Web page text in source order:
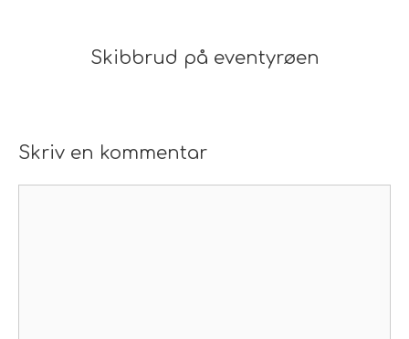
Skibbrud på eventyrøen
Skriv en kommentar